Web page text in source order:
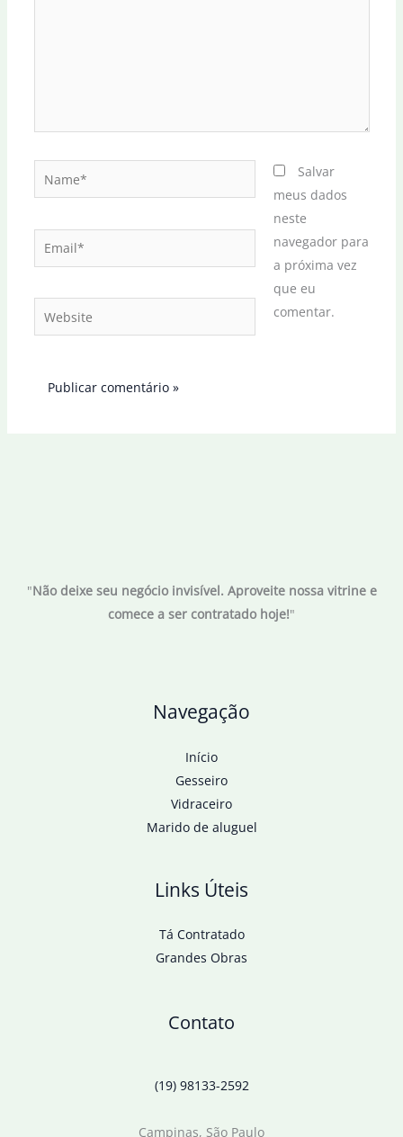
Email*
Website
Salvar
meus dados
neste
navegador para
a próxima vez
que eu
comentar.
"Não deixe seu negócio invisível. Aproveite nossa vitrine e
comece a ser contratado hoje!"
Navegação
Início
Gesseiro
Vidraceiro
Marido de aluguel
Links Úteis
Tá Contratado
Grandes Obras
Contato
(19) 98133-2592
Campinas, São Paulo